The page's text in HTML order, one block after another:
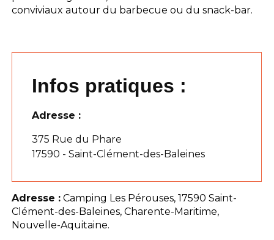
conviviaux autour du barbecue ou du snack-bar.
Infos pratiques :
Adresse :
375 Rue du Phare
17590 - Saint-Clément-des-Baleines
Adresse : Camping Les Pérouses, 17590 Saint-
Clément-des-Baleines, Charente-Maritime,
Nouvelle-Aquitaine.